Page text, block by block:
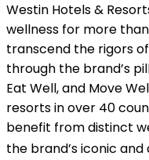
Westin Hotels &
wellness for more
transcend the rigors
through the brand’s
Eat Well, and Move
resorts in over 40
benefit from distinct
the brand’s iconic